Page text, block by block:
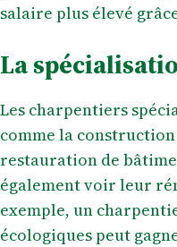
salaire plus élevé
La
Les charpentiers
comme la
restauration de
également voir leur
exemple, un
écologiques peut